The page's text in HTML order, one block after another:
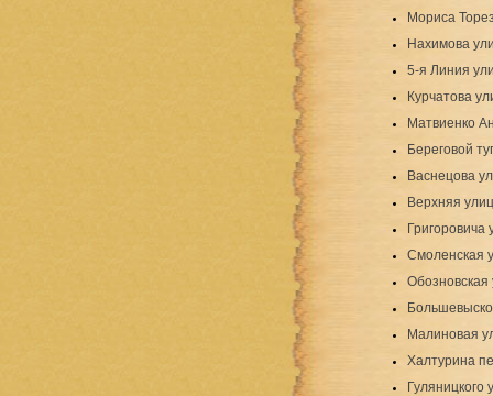
Мориса
Нахимова
5-я Линия
Курчатова
Матвиенко
Береговой
Васнецова
Верхняя
Григоровича
Смоленская
Обозновская
Малиновая
Халтурина
Гуляницкого